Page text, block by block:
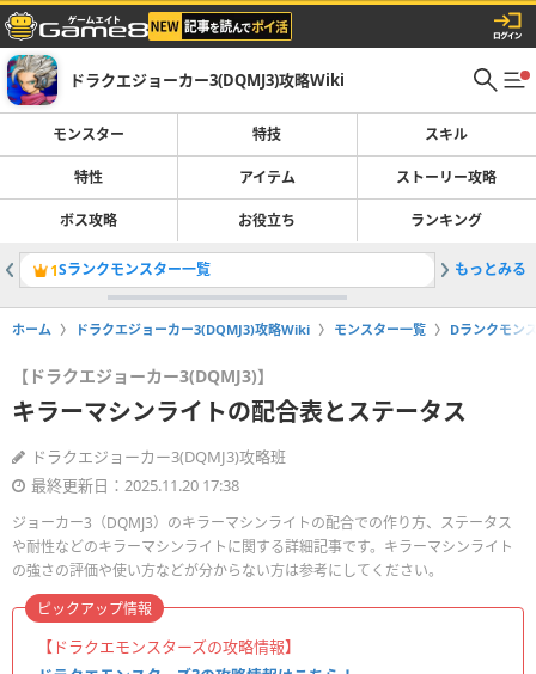
ドラクエジョーカー3(DQMJ3)攻略Wiki
モンスター 特技 スキル
特性 アイテム ストーリー攻略
ボス攻略 お役立ち ランキング
1Sランクモンスター一覧 2グラコ
もっとみる
ホーム ドラクエジョーカー3(DQMJ3)攻略Wiki モンスター一覧 Dランクモン
【ドラクエジョーカー3(DQMJ3)】
キラーマシンライトの配合表とステータス
ドラクエジョーカー3(DQMJ3)攻略班
最終更新日：2025.11.20 17:38
ジョーカー3（DQMJ3）のキラーマシンライトの配合での作り方、ステータス
や耐性などのキラーマシンライトに関する詳細記事です。キラーマシンライト
の強さの評価や使い方などが分からない方は参考にしてください。
【ドラクエモンスターズの攻略情報】
ピックアップ情報